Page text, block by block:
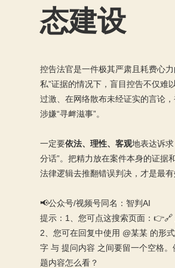
态建设
控告法官是一件极其严肃且耗费心
私”证据的情况下，盲目控告不仅难
过激、在网络散布未经证实的言论，
涉嫌“寻衅滋事”。
一定要依法、理性、客观地表达诉
分话”。把精力放在案件本身的证据
法律逻辑去推翻错误判决，才是最有
📢公众号/视频号同名：智判AI
提示：1、您可点这搜索页面：👉🔗
2、您可在回复中使用 @某某 的形
字 与 提问内容 之间要留一个空格
题内容怎么看？